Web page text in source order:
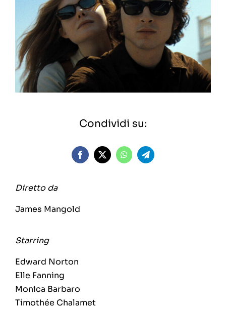
Condividi su:
Diretto da
James Mangold
Starring
Edward Norton
Elle Fanning
Monica Barbaro
Timothée Chalamet